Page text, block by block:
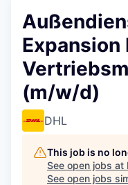
(m/w/d)
DHL
This job is no
See open jobs at
See open jobs